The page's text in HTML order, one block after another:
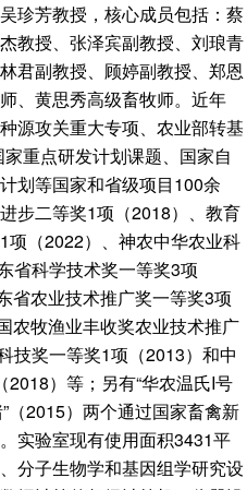
珍芳教授，核心成员包括：蔡
教授、张泽宾副教授、刘琅青
君副教授、顾婷副教授、郑恩
、黄思秀高级畜牧师。近年
源攻关重大专项、农业部转基
重点研发计划课题、国家自
划等国家和省级项目100余
步二等奖1项（2018）、教育
项（2022）、神农中华农业科
省科学技术奖一等奖3项
省农业技术推广奖一等奖3项
农牧渔业丰收奖农业技术推广
技奖一等奖1项（2013）和中
）等；另有“华农温氏I号
（2015）两个通过国家畜禽新
实验室现有使用面积3431平
分子生物学和基因组学研究设